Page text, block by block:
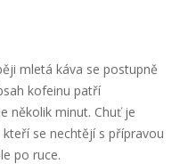
mletá káva se postupně
kofeinu patří
několik minut. Chuť je
se nechtějí s přípravou
po ruce.